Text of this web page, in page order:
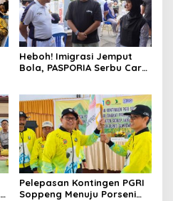
Heboh! Imigrasi Jemput
Bola, PASPORIA Serbu Car
Layanan Paspor Akhir
Pekan
Pelepasan Kontingen PGRI
Soppeng Menuju Porseni